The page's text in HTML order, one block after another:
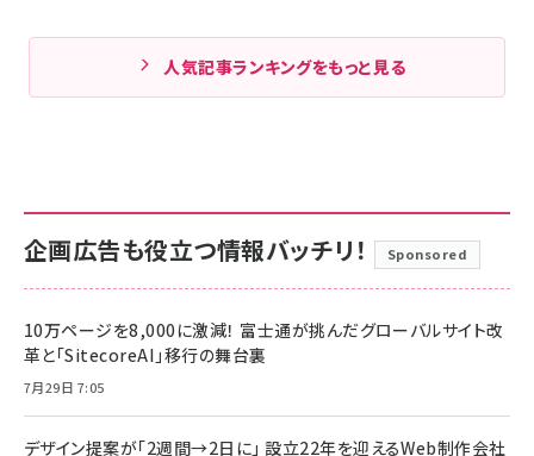
人気記事ランキングをもっと見る
企画広告も役立つ情報バッチリ！ Sponsored
10万ページを8,000に激減！ 富士通が挑んだグローバルサイト改
革と「SitecoreAI」移行の舞台裏
7月29日 7:05
デザイン提案が「2週間→2日に」 設立22年を迎えるWeb制作会社